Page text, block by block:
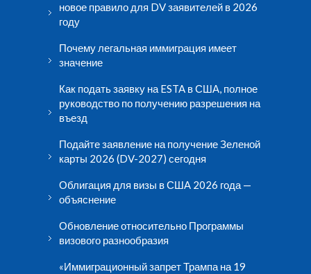
новое правило для DV заявителей в 2026
году
Почему легальная иммиграция имеет
значение
Как подать заявку на ESTA в США, полное
руководство по получению разрешения на
въезд
Подайте заявление на получение Зеленой
карты 2026 (DV-2027) сегодня
Облигация для визы в США 2026 года —
объяснение
Обновление относительно Программы
визового разнообразия
«Иммиграционный запрет Трампа на 19